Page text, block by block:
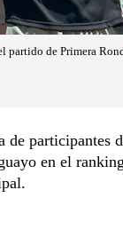
de Primera
de participantes
en el